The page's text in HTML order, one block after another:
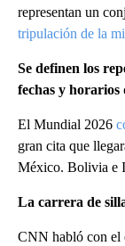
representan un
tripulación de la
Se definen los
fechas y horarios
El Mundial 2026
gran cita que
México. Bolivia e
La carrera de
CNN habló con el